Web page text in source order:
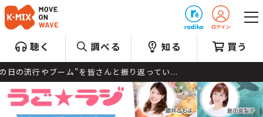
聴く 調べる 知る 買う
ム”を皆さんと振り返ってい...